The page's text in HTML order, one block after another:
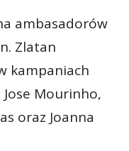
ambasadorów
Zlatan
kampaniach
Mourinho,
oraz Joanna